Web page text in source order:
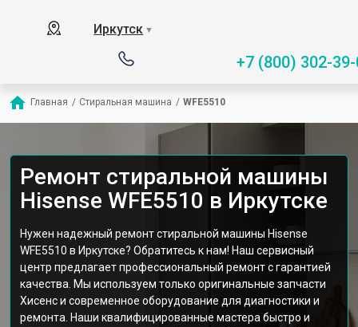
Иркутск ▼
+7 (800) 302-
Главная / Стиральная машина / WFE5510
Ремонт стиральной машины
Hisense WFE5510 в Иркутске
Нужен надежный ремонт стиральной машины Hisense
WFE5510 в Иркутске? Обратитесь к нам! Наш сервисный
центр предлагает профессиональный ремонт с гарантией
качества. Мы используем только оригинальные запчасти
Хисенс и современное оборудование для диагностики и
ремонта. Наши квалифицированные мастера быстро и